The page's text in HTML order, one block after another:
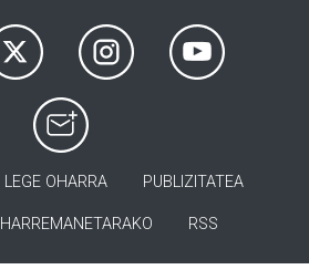
LEGE OHARRA PUBLIZITATEA
HARREMANETARAKO RSS